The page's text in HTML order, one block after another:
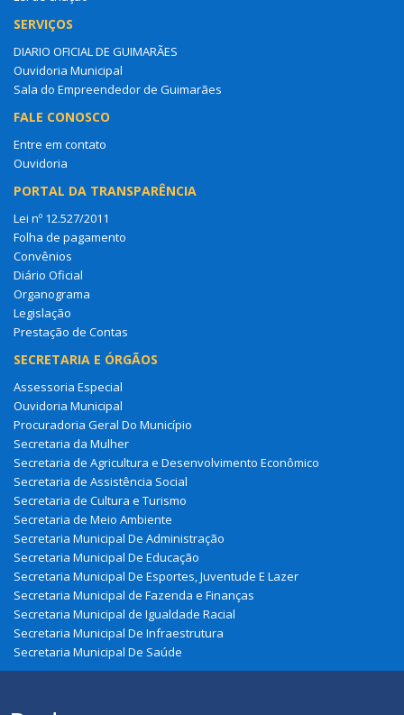
SERVIÇOS
DIARIO OFICIAL DE GUIMARÃES
Ouvidoria Municipal
Sala do Empreendedor de Guimarães
FALE CONOSCO
Entre em contato
Ouvidoria
PORTAL DA TRANSPARÊNCIA
Lei nº 12.527/2011
Folha de pagamento
Convênios
Diário Oficial
Organograma
Legislação
Prestação de Contas
SECRETARIA E ÓRGÃOS
Assessoria Especial
Ouvidoria Municipal
Procuradoria Geral Do Município
Secretaria da Mulher
Secretaria de Agricultura e Desenvolvimento Econômico
Secretaria de Assistência Social
Secretaria de Cultura e Turismo
Secretaria de Meio Ambiente
Secretaria Municipal De Administração
Secretaria Municipal De Educação
Secretaria Municipal De Esportes, Juventude E Lazer
Secretaria Municipal de Fazenda e Finanças
Secretaria Municipal de Igualdade Racial
Secretaria Municipal De Infraestrutura
Secretaria Municipal De Saúde